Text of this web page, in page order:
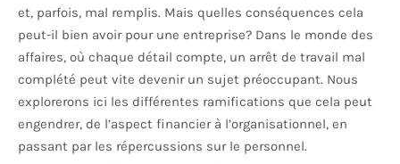
et, parfois, mal remplis. Mais quelles conséquences cela
peut-il bien avoir pour une entreprise? Dans le monde des
affaires, où chaque détail compte, un arrêt de travail mal
complété peut vite devenir un sujet préoccupant. Nous
explorerons ici les différentes ramifications que cela peut
engendrer, de l’aspect financier à l’organisationnel, en
passant par les répercussions sur le personnel.